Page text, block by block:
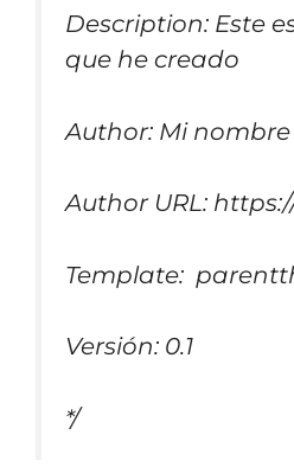
Description: Este
que he creado
Author: Mi nombre
Author URL:
Template:
Versión: 0.1
*/